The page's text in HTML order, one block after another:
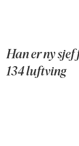
Han er ny sjef
134 luftving